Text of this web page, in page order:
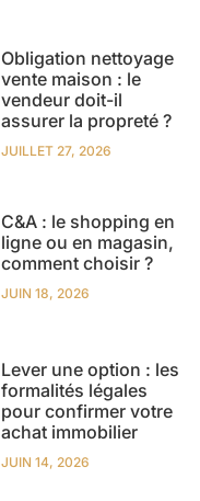
Obligation nettoyage
vente maison : le
vendeur doit-il
assurer la propreté ?
JUILLET 27, 2026
C&A : le shopping en
ligne ou en magasin,
comment choisir ?
JUIN 18, 2026
Lever une option : les
formalités légales
pour confirmer votre
achat immobilier
JUIN 14, 2026